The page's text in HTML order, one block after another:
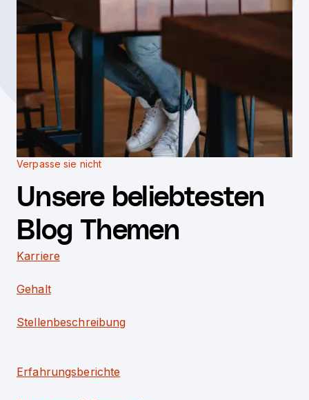
Verpasse sie nicht
Unsere beliebtesten
Blog Themen
Karriere
Gehalt
Stellenbeschreibung
Erfahrungsberichte